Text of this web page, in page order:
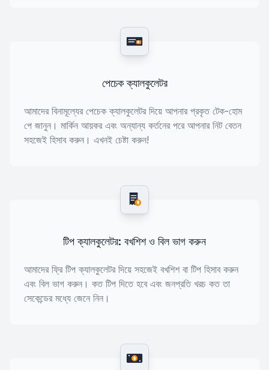
$
পেচেক ক্যালকুলেটর
আমাদের বিনামূল্যের পেচেক ক্যালকুলেটর দিয়ে আপনার প্রকৃত টেক-হোম
পে জানুন। মার্কিন আয়কর এবং অন্যান্য কর্তনের পরে আপনার নিট বেতন
সহজেই হিসাব করুন। এখনই চেষ্টা করুন!
$
টিপ ক্যালকুলেটর: বখশিশ ও বিল ভাগ করুন
আমাদের ফ্রি টিপ ক্যালকুলেটর দিয়ে সহজেই বখশিশ বা টিপ হিসাব করুন
এবং বিল ভাগ করুন। কত টিপ দিতে হবে এবং জনপ্রতি খরচ কত তা
সেকেন্ডের মধ্যে জেনে নিন।
$